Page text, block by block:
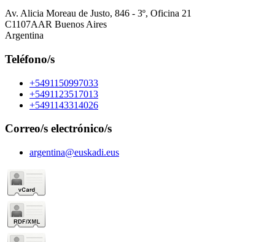
Av. Alicia Moreau de Justo, 846 - 3º, Oficina 21
C1107AAR Buenos Aires
Argentina
Teléfono/s
+5491150997033
+5491123517013
+5491143314026
Correo/s electrónico/s
argentina@euskadi.eus